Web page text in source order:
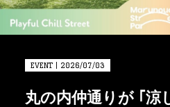
EVENT | 2026/07/03
丸の内仲通りが ｢涼